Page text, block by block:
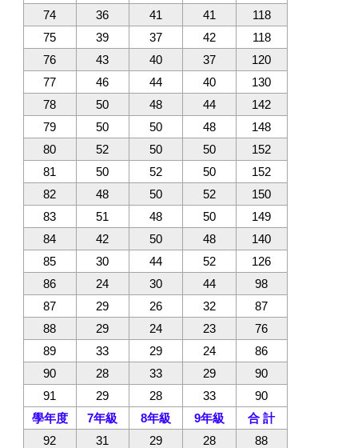
74
36 41 41
118
75
39 37 42
118
76
43 40 37
120
77
46 44 40
130
78
50 48 44
142
79
50 50 48
148
80
52 50 50
152
81
50 52 50
152
82
48 50 52
150
83
51 48 50
149
84
42 50 48
140
85
30 44 52
126
86
24 30 44
98
87
29 26 32
87
88
29 24 23
76
89
33 29 24
86
90
28 33 29
90
91
29 28 33
90
學年度
7年級 8年級 9年級
合 計
92
31 29 28
88